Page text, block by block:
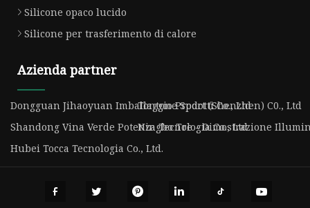
Silicone opaco lucido
Silicone per trasferimento di calore
Azienda partner
Dongguan Jihaoyuan Imballaggio Prodotti Co., Ltd
Tontone Sport (Shenzhen) C0., Ltd
Shandong Vina Verde Potenza Tecnologia Co., Ltd
Ningbo Tre - Dimostrazione
Hubei Tocca Tecnologia Co., Ltd.